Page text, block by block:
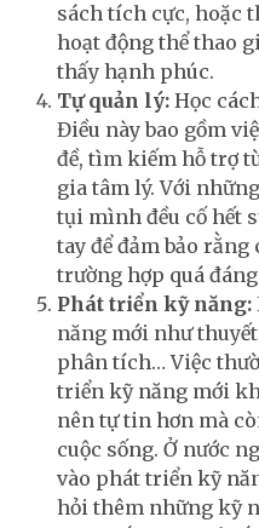
sách tích cực, hoặc
hoạt động thể thao
thấy hạnh phúc.
Tự quản lý: Học
Điều này bao gồm
đề, tìm kiếm hỗ trợ
gia tâm lý. Với
tụi mình đều cố hết
tay để đảm bảo
trường hợp quá
Phát triển kỹ năng:
năng mới như
phân tích… Việc
triển kỹ năng mới
nên tự tin hơn mà
cuộc sống. Ở nước
vào phát triển kỹ
hỏi thêm những kỹ